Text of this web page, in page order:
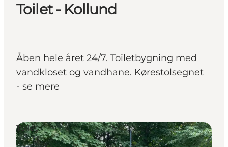
Aktiviteter
Overnatting
Planlegg reisen
Toilet - Kollund
Åben hele året 24/7. Toiletbygning med
vandkloset og vandhane. Kørestolsegnet
- se mere
Toilet